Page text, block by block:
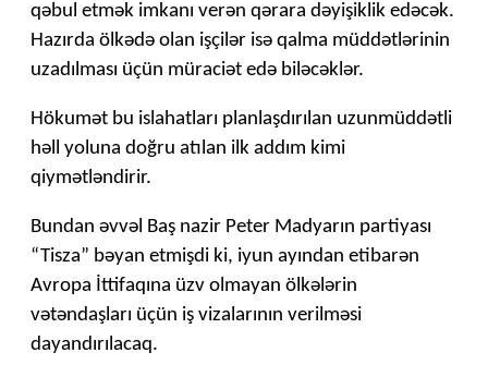
qəbul etmək imkanı verən qərara dəyişiklik edəcək.
Hazırda ölkədə olan işçilər isə qalma müddətlərinin
uzadılması üçün müraciət edə biləcəklər.
Hökumət bu islahatları planlaşdırılan uzunmüddətli
həll yoluna doğru atılan ilk addım kimi
qiymətləndirir.
Bundan əvvəl Baş nazir Peter Madyarın partiyası
“Tisza” bəyan etmişdi ki, iyun ayından etibarən
Avropa İttifaqına üzv olmayan ölkələrin
vətəndaşları üçün iş vizalarının verilməsi
dayandırılacaq.